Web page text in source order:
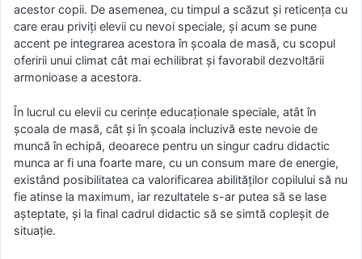
acestor copii. De asemenea, cu timpul a scăzut și reticența cu
care erau priviți elevii cu nevoi speciale, și acum se pune
accent pe integrarea acestora în școala de masă, cu scopul
oferirii unui climat cât mai echilibrat și favorabil dezvoltării
armonioase a acestora.
În lucrul cu elevii cu cerințe educaționale speciale, atât în
școala de masă, cât și în școala incluzivă este nevoie de
muncă în echipă, deoarece pentru un singur cadru didactic
munca ar fi una foarte mare, cu un consum mare de energie,
existând posibilitatea ca valorificarea abilităților copilului să nu
fie atinse la maximum, iar rezultatele s-ar putea să se lase
așteptate, și la final cadrul didactic să se simtă copleșit de
situație.